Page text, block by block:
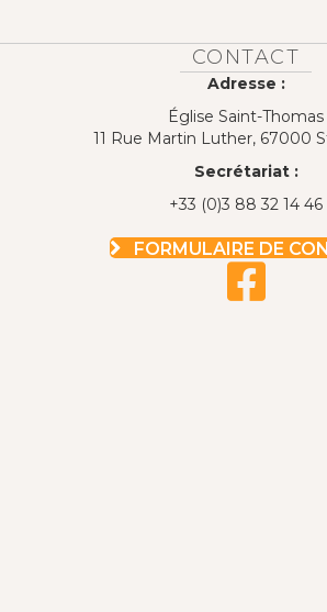
CONTACT
Adresse :
Église Saint-Thomas
11 Rue Martin Luther, 67000
Secrétariat :
+33 (0)3 88 32 14 46
FORMULAIRE DE